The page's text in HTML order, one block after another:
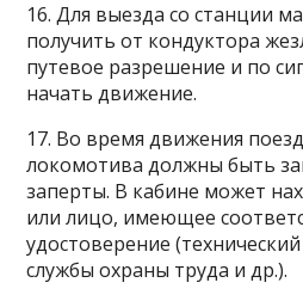
16. Для выезда со станции
получить от кондуктора
путевое разрешение и по
начать движение.
17. Во время движения
локомотива должны быть
заперты. В кабине может
или лицо, имеющее
удостоверение
службы охраны труда и др.).